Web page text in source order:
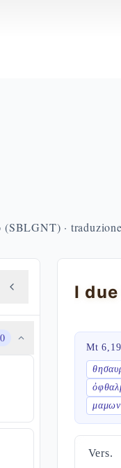
·
Mt
Vers.